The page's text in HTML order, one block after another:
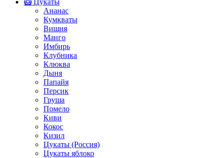
Ананас
Кумкваты
Вишня
Манго
Имбирь
Клубника
Клюква
Дыня
Папайя
Персик
Груша
Помело
Киви
Кокос
Кизил
Цукаты (Россия)
Цукаты яблоко